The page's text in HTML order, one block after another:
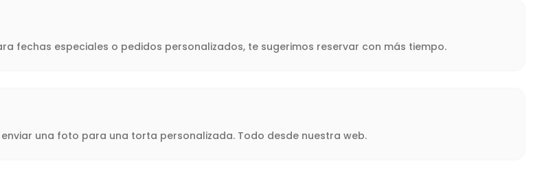
fechas especiales o pedidos personalizados, te sugerimos reservar con más tiempo.
una foto para una torta personalizada. Todo desde nuestra web.